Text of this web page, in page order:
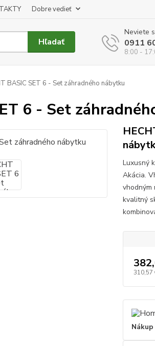
Dobre vedieť
Hľadať
Neviete
0911
8:00 -
BASIC SET 6 - Set záhradného nábytku
6 - Set
Luxusný
Akácia.
vhodným
kvalitný
310,57